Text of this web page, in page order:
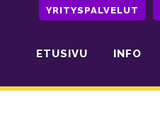
YRITYSPALVELUT
ETUSIVU INFO